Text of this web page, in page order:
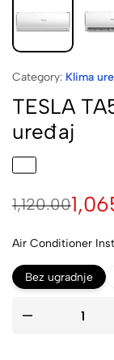
Category: Klima
TESLA
uređaj
1,120.00
Air Conditioner
Bez ugradnje